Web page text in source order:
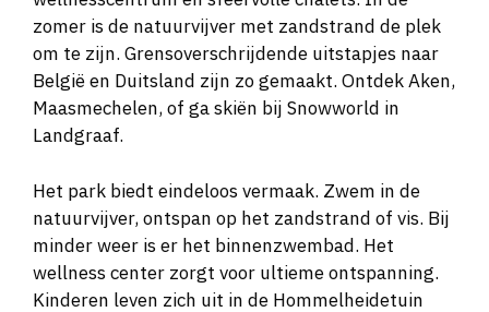
zomer is de natuurvijver met zandstrand de plek
om te zijn. Grensoverschrijdende uitstapjes naar
België en Duitsland zijn zo gemaakt. Ontdek Aken,
Maasmechelen, of ga skiën bij Snowworld in
Landgraaf.
Het park biedt eindeloos vermaak. Zwem in de
natuurvijver, ontspan op het zandstrand of vis. Bij
minder weer is er het binnenzwembad. Het
wellness center zorgt voor ultieme ontspanning.
Kinderen leven zich uit in de Hommelheidetuin